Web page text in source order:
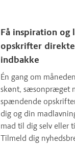
Få inspiration og
opskrifter
indbakke
Én gang om
skønt, sæsonpræget
spændende
dig og din
mad til dig selv eller
Tilmeld dig